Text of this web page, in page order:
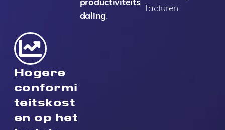
daling.
facturen.
Hogere
conformi
teitskost
en op het